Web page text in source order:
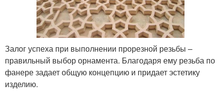
Залог успеха при выполнении прорезной резьбы –
правильный выбор орнамента. Благодаря ему резьба по
фанере задает общую концепцию и придает эстетику
изделию.